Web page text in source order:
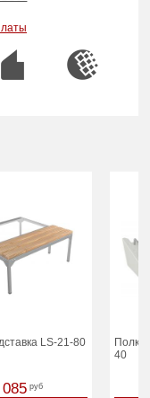
LS-21-80
руб
Полка
40